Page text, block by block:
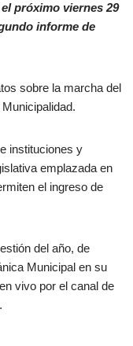
próximo viernes 29
informe de
sobre la marcha del
instituciones y
emplazada en
el ingreso de
del año, de
Municipal en su
vivo por el canal de